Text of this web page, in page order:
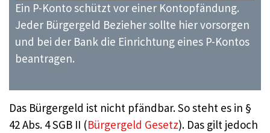
Ein P-Konto schützt vor einer Kontopfändung.
Jeder Bürgergeld Bezieher sollte hier vorsorgen
und bei der Bank die Einrichtung eines P-Kontos
beantragen.
Das Bürgergeld ist nicht pfändbar. So steht es in §
42 Abs. 4 SGB II (Bürgergeld Gesetz). Das gilt jedoch